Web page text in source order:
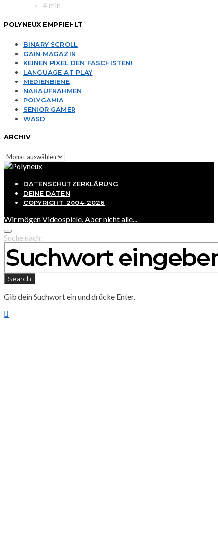
4 min
POLYNEUX EMPFIEHLT
BINARY SCROLL
GAIN MAGAZIN
KEINEN PIXEL DEN FASCHISTEN!
LANGUAGE AT PLAY
MEDIENBIENE
NAHAUFNAHMEN
POLYGAMIA
SENIOR GAMER
WASD
ARCHIV
Archiv
DATENSCHUTZERKLÄRUNG
DEINE DATEN
COPYRIGHT 2004-2026
Wir mögen Videospiele. Aber nicht alle...
Suche nach:
Search
Gib dein Suchwort ein und drücke Enter.